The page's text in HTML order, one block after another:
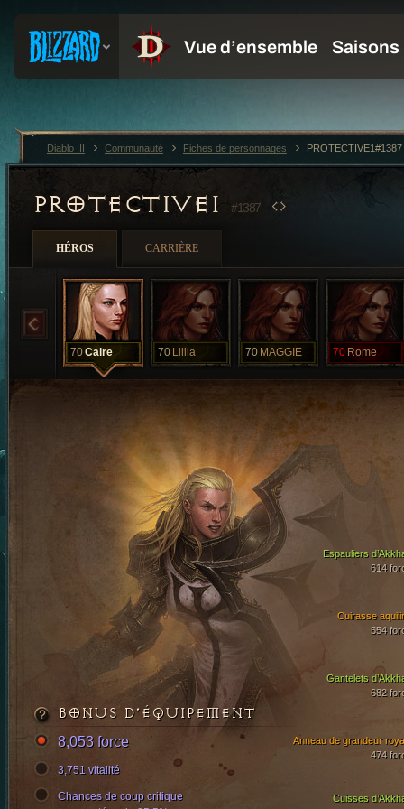
PROTECTIVE1 #1387
HÉROS CARRIÈRE
70Caire 70 Lillia 70 MAGGIE 70 Rome
Cuirasse
554
Gantelets
682
Espauliers
614
Cuisses
Anneau de grandeur
474
BONUS D’ÉQUIPEMENT
8,053 force
3,751 vitalité
Chances de coup critique
Diablo III Communauté Fiches de personnages PROTECTIVE1#1387